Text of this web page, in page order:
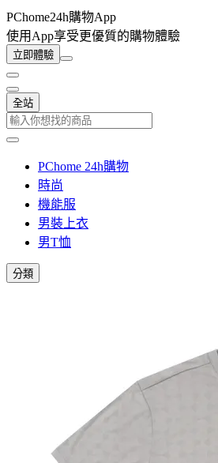
PChome24h購物App
使用App享受更優質的購物體驗
立即體驗
全站
PChome 24h購物
時尚
機能服
男裝上衣
男T恤
分類